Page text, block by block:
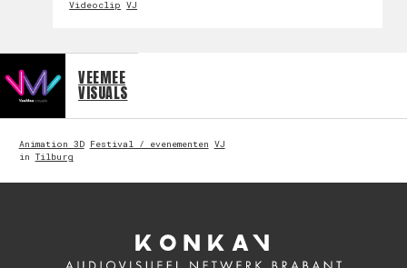
Videoclip VJ
VEEMEE
VISUALS
Animation 3D Festival / evenementen VJ
in Tilburg